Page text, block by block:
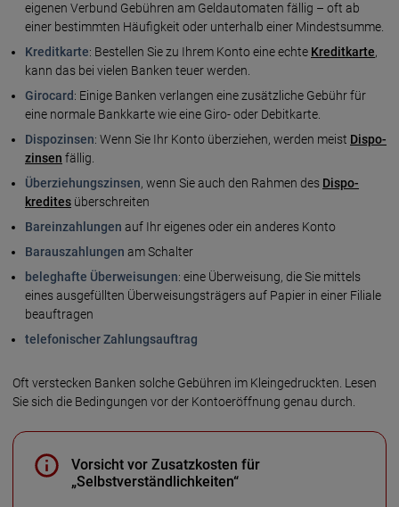
eigenen Verbund Gebühren am Geld­auto­maten fällig – oft ab
einer bestimmten Häufig­keit oder unter­halb einer Mindest­summe.
Kreditkarte: Bestellen Sie zu Ihrem Konto eine echte Kredit­karte,
kann das bei vielen Banken teuer werden.
Girocard: Einige Banken verlangen eine zusätz­liche Gebühr für
eine normale Bank­karte wie eine Giro- oder Debit­karte.
Dispozinsen: Wenn Sie Ihr Konto über­ziehen, werden meist Dispo­
zinsen fällig.
Überziehungszinsen, wenn Sie auch den Rahmen des Dispo­
kredites über­schreiten
Bareinzahlungen auf Ihr eigenes oder ein anderes Konto
Barauszahlungen am Schalter
beleghafte Überweisungen: eine Überweisung, die Sie mittels
eines ausge­füllten Über­weisungs­trägers auf Papier in einer Filiale
beauftragen
telefonischer Zahlungsauftrag
Oft verstecken Banken solche Gebühren im Klein­gedruckten. Lesen
Sie sich die Bedingungen vor der Konto­eröffnung genau durch.
Vorsicht vor Zusatzkosten für
„Selbstverständlichkeiten“